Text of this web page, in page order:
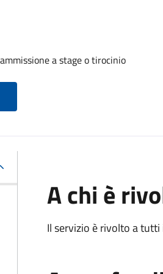
a stage o tirocinio
A chi è
Il servizio è rivolto a